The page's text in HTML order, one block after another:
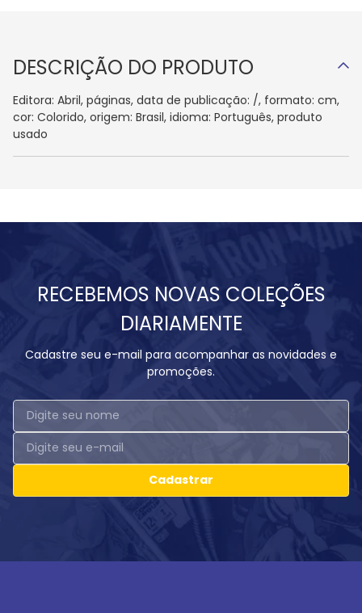
DESCRIÇÃO DO PRODUTO
Editora: Abril, páginas, data de publicação: /, formato: cm,
cor: Colorido, origem: Brasil, idioma: Português, produto
usado
RECEBEMOS NOVAS COLEÇÕES
DIARIAMENTE
Cadastre seu e-mail para acompanhar as novidades e
promoções.
Cadastrar